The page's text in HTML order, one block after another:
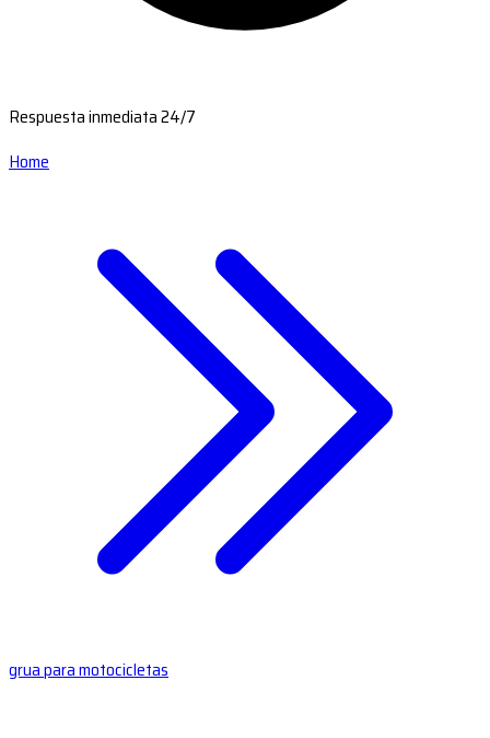
Respuesta inmediata 24/7
Home
grua para motocicletas